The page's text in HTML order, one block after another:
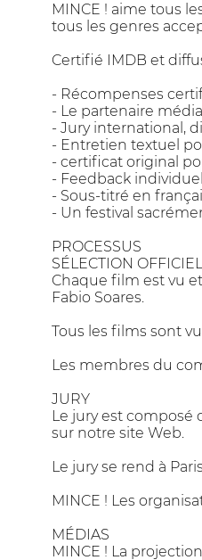
MINCE ! aime tous
tous les genres
Certifié IMDB et
- Récompenses
- Le partenaire
- Jury international,
- Entretien textuel
- certificat original
- Feedback
- Sous-titré en
- Un festival
PROCESSUS
SÉLECTION
Chaque film est vu
Fabio Soares.
Tous les films sont
Les membres du
JURY
Le jury est composé
sur notre site Web.
Le jury se rend à
MINCE ! Les
MÉDIAS
MINCE ! La